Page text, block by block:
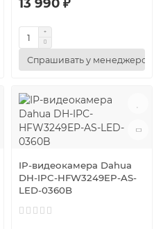
Спрашивать у менеджеров
IP-видеокамера Dahua
DH-IPC-HFW3249EP-AS-
LED-0360B